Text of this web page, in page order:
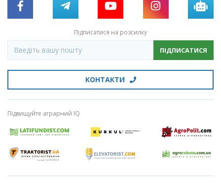
Підписатися на розсилку
ПІДПИСАТИСЯ
КОНТАКТИ
Підвищуйте аграрний IQ